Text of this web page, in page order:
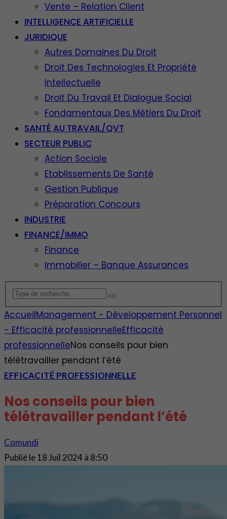
Vente – Relation Client
INTELLIGENCE ARTIFICIELLE
JURIDIQUE
Autres Domaines Du Droit
Droit Des Technologies Et Propriété
Intellectuelle
Droit Du Travail Et Dialogue Social
Fondamentaux Des Métiers Du Droit
SANTÉ AU TRAVAIL/QVT
SECTEUR PUBLIC
Action Sociale
Etablissements De Santé
Gestion Publique
Préparation Concours
INDUSTRIE
FINANCE/IMMO
Finance
Immobilier – Banque Assurances
AccueilManagement - Développement Personnel
- Efficacité professionnelleEfficacité
professionnelleNos conseils pour bien
télétravailler pendant l’été
EFFICACITÉ PROFESSIONNELLE
Nos conseils pour bien
télétravailler pendant l’été
Comundi
Publié le18 Juil 2024 à 8:50